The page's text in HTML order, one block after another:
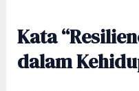
Kata
dalam